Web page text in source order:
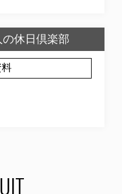
の休日倶楽部